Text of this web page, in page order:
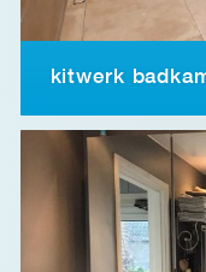
kitwerk